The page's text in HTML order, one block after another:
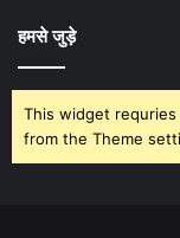
हमसे जुड़े
This widget
from the Theme